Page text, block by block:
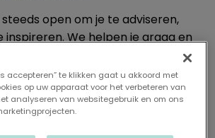
open om je te adviseren,
inspireren. We helpen je graag en
maken van een juiste en passende
accepteren” te klikken gaat u akkoord met
op uw apparaat voor het verbeteren van
analyseren van websitegebruik en om ons